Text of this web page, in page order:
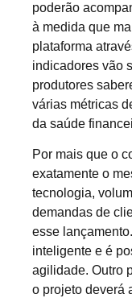
poderão
à medida que
plataforma
indicadores vão
produtores
várias métricas
da saúde
Por mais que o
exatamente o
tecnologia,
demandas de
esse
inteligente e é
agilidade. Outro
o projeto deverá